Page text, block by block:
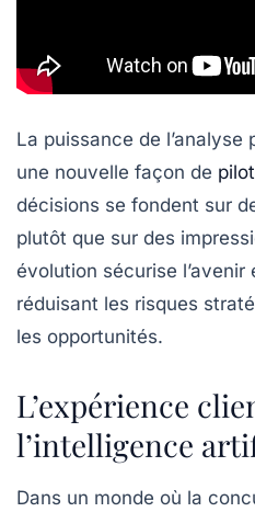
La puissance de
une nouvelle façon de
décisions se fondent sur
plutôt que sur des
évolution sécurise l’avenir
réduisant les risques
les opportunités.
L’expérience
l’intelligence
Dans un monde où la